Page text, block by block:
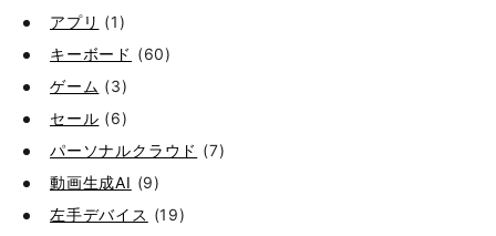
アプリ (1)
キーボード (60)
ゲーム (3)
セール (6)
パーソナルクラウド (7)
動画生成AI (9)
左手デバイス (19)